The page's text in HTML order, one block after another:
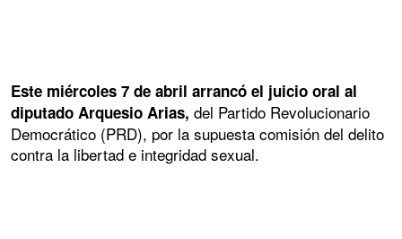
Este miércoles 7 de abril arrancó el juicio oral al
diputado Arquesio Arias, del Partido Revolucionario
Democrático (PRD), por la supuesta comisión del delito
contra la libertad e integridad sexual.